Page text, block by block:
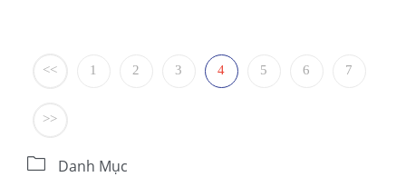
<< 1 2 3 4 5 6 7
>>
 Danh Mục